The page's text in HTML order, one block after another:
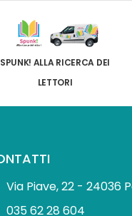
SPUNK! ALLA RICERCA DEI
LETTORI
Via Piave, 22 - 24036
035 62 28 604